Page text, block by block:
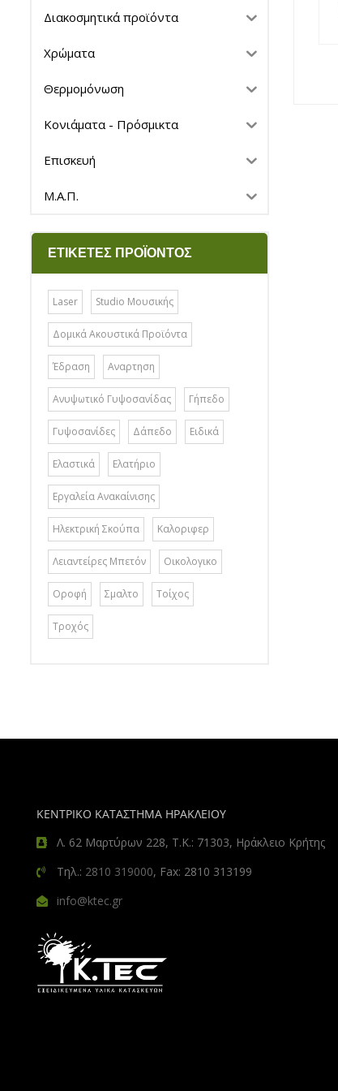
Διακοσμητικά προϊόντα
Χρώματα
Θερμομόνωση
Κονιάματα - Πρόσμικτα
Επισκευή
Μ.Α.Π.
ΕΤΙΚΈΤΕΣ ΠΡΟΪΌΝΤΟΣ
Laser Studio Μουσικής
Δομικά Ακουστικά Προϊόντα
Έδραση Αναρτηση
Ανυψωτικό Γυψοσανίδας Γήπεδο
Γυψοσανίδες Δάπεδο Ειδικά
Ελαστικά Ελατήριο
Εργαλεία Ανακαίνισης
Ηλεκτρική Σκούπα Καλοριφερ
Λειαντείρες Μπετόν Οικολογικο
Οροφή Σμαλτο Τοίχος
Τροχός
ΚΕΝΤΡΙΚΟ ΚΑΤΑΣΤΗΜΑ ΗΡΑΚΛΕΙΟΥ
Λ. 62 Μαρτύρων 228, Τ.Κ.: 71303, Ηράκλειο Κρήτης
Τηλ.: 2810 319000, Fax: 2810 313199
info@ktec.gr